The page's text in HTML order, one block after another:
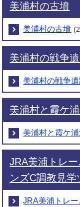
美浦村の古墳
美浦村の古墳
美浦村の戦争
美浦村の戦争
美浦村と霞ケ
美浦村と霞ケ
JRA美浦トレ
ンズC調教見
JRA美浦トレ